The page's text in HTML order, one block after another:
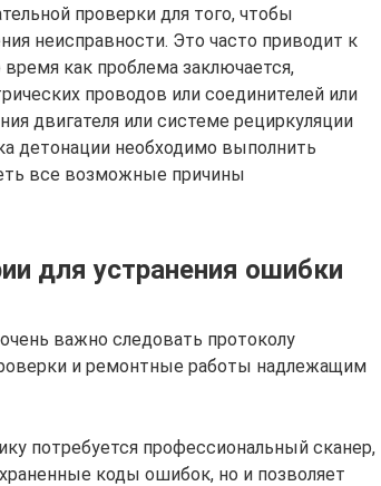
проверки для того, чтобы
неисправности. Это часто приводит к
как проблема заключается,
проводов или соединителей или
двигателя или системе рециркуляции
детонации необходимо выполнить
все возможные причины
для устранения ошибки
важно следовать протоколу
и ремонтные работы надлежащим
потребуется профессиональный сканер,
коды ошибок, но и позволяет